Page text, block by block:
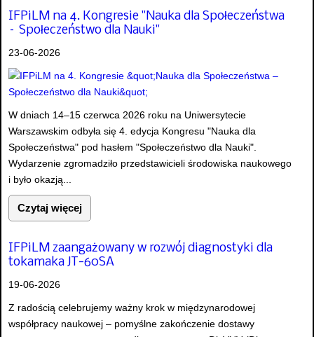
IFPiLM na 4. Kongresie "Nauka dla Społeczeństwa
– Społeczeństwo dla Nauki"
23-06-2026
W dniach 14–15 czerwca 2026 roku na Uniwersytecie
Warszawskim odbyła się 4. edycja Kongresu "Nauka dla
Społeczeństwa" pod hasłem "Społeczeństwo dla Nauki".
Wydarzenie zgromadziło przedstawicieli środowiska naukowego
i było okazją...
Czytaj więcej
IFPiLM zaangażowany w rozwój diagnostyki dla
tokamaka JT-60SA
19-06-2026
Z radością celebrujemy ważny krok w międzynarodowej
współpracy naukowej – pomyślne zakończenie dostawy